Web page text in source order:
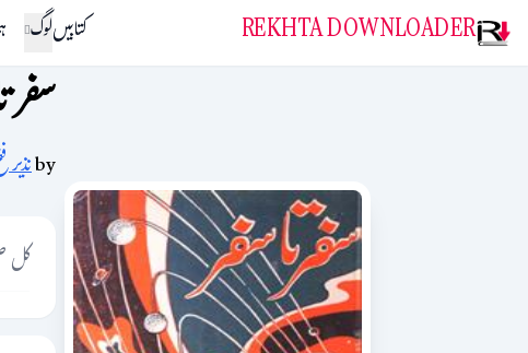
REKHTA DOWNLOADER کتابیںلوگ
by
کل